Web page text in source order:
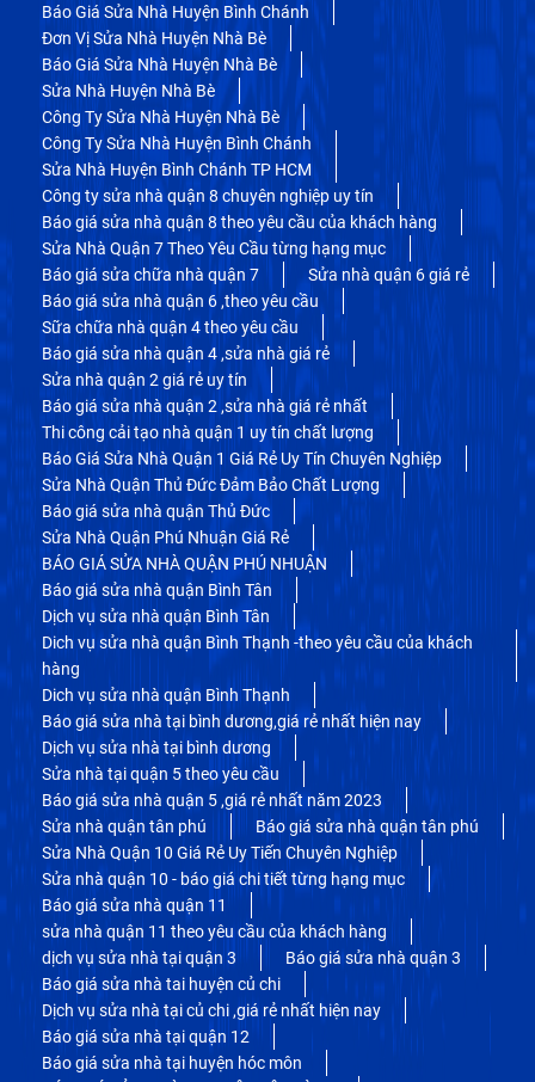
Báo Giá Sửa Nhà Huyện Bình Chánh
Đơn Vị Sửa Nhà Huyện Nhà Bè
Báo Giá Sửa Nhà Huyện Nhà Bè
Sửa Nhà Huyện Nhà Bè
Công Ty Sửa Nhà Huyện Nhà Bè
Công Ty Sửa Nhà Huyện Bình Chánh
Sửa Nhà Huyện Bình Chánh TP HCM
Công ty sửa nhà quận 8 chuyên nghiệp uy tín
Báo giá sửa nhà quận 8 theo yêu cầu của khách hàng
Sửa Nhà Quận 7 Theo Yêu Cầu từng hạng mục
Báo giá sửa chữa nhà quận 7
Sửa nhà quận 6 giá rẻ
Báo giá sửa nhà quận 6 ,theo yêu cầu
Sữa chữa nhà quận 4 theo yêu cầu
Báo giá sửa nhà quận 4 ,sửa nhà giá rẻ
Sửa nhà quận 2 giá rẻ uy tín
Báo giá sửa nhà quận 2 ,sửa nhà giá rẻ nhất
Thi công cải tạo nhà quận 1 uy tín chất lượng
Báo Giá Sửa Nhà Quận 1 Giá Rẻ Uy Tín Chuyên Nghiệp
Sửa Nhà Quận Thủ Đức Đảm Bảo Chất Lượng
Báo giá sửa nhà quận Thủ Đức
Sửa Nhà Quận Phú Nhuận Giá Rẻ
BÁO GIÁ SỬA NHÀ QUẬN PHÚ NHUẬN
Báo giá sửa nhà quận Bình Tân
Dịch vụ sửa nhà quận Bình Tân
Dich vụ sửa nhà quận Bình Thạnh -theo yêu cầu của khách
hàng
Dich vụ sửa nhà quận Bình Thạnh
Báo giá sửa nhà tại bình dương,giá rẻ nhất hiện nay
Dịch vụ sửa nhà tại bình dương
Sửa nhà tại quận 5 theo yêu cầu
Báo giá sửa nhà quận 5 ,giá rẻ nhất năm 2023
Sửa nhà quận tân phú
Báo giá sửa nhà quận tân phú
Sửa Nhà Quận 10 Giá Rẻ Uy Tiến Chuyên Nghiệp
Sửa nhà quận 10 - báo giá chi tiết từng hạng mục
Báo giá sửa nhà quận 11
sửa nhà quận 11 theo yêu cầu của khách hàng
dịch vụ sửa nhà tại quận 3
Báo giá sửa nhà quận 3
Báo giá sửa nhà tai huyện củ chi
Dịch vụ sửa nhà tại củ chi ,giá rẻ nhất hiện nay
Báo giá sửa nhà tại quận 12
Báo giá sửa nhà tại huyện hóc môn